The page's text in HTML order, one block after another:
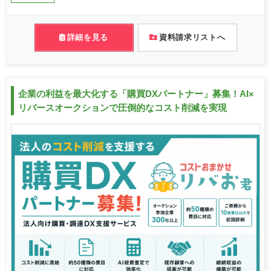
詳細を見る 資料請求リストへ
企業の利益を最大化する「購買DXパートナー」募集！AI×
リバースオークションで圧倒的なコスト削減を実現